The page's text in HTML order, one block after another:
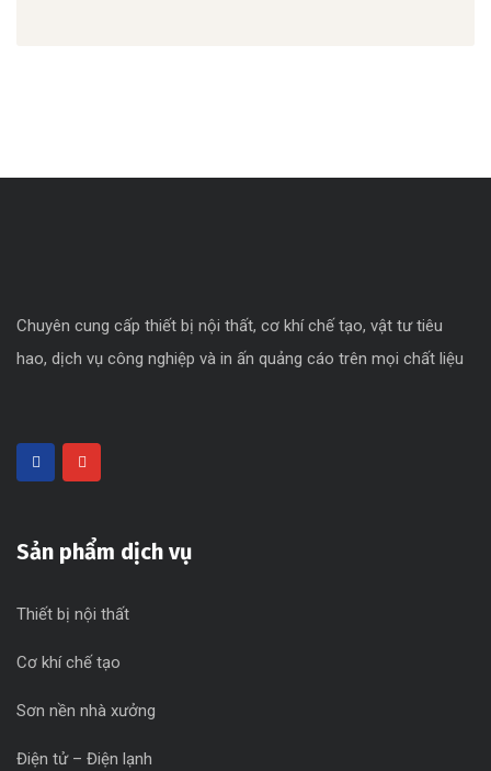
Chuyên cung cấp thiết bị nội thất, cơ khí chế tạo, vật tư tiêu
hao, dịch vụ công nghiệp và in ấn quảng cáo trên mọi chất liệu
Sản phẩm dịch vụ
Thiết bị nội thất
Cơ khí chế tạo
Sơn nền nhà xưởng
Điện tử – Điện lạnh